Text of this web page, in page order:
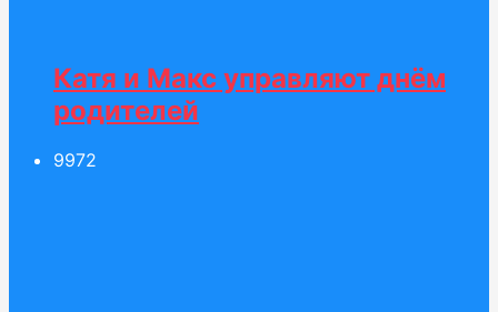
Катя и Макс управляют днём
родителей
9972